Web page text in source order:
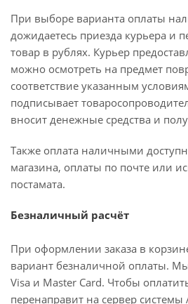
При выборе варианта оплаты
дожидаетесь приезда курьера и
товар в рублях. Курьер
можно осмотреть на предмет
соответствие указанным
подписывает
вносит денежные средства и
Также оплата наличными
магазина, оплаты по почте или
постамата.
Безналичный расчёт
При оформлении заказа в
вариант безналичной оплаты.
Visa и Master Card. Чтобы
перенаправит на сервер системы